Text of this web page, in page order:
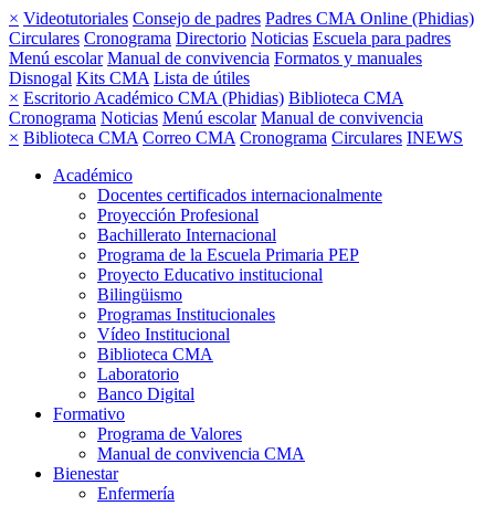
× Videotutoriales Consejo de padres Padres CMA Online (Phidias)
Circulares Cronograma Directorio Noticias Escuela para padres
Menú escolar Manual de convivencia Formatos y manuales
Disnogal Kits CMA Lista de útiles
× Escritorio Académico CMA (Phidias) Biblioteca CMA
Cronograma Noticias Menú escolar Manual de convivencia
× Biblioteca CMA Correo CMA Cronograma Circulares INEWS
Académico
Docentes certificados internacionalmente
Proyección Profesional
Bachillerato Internacional
Programa de la Escuela Primaria PEP
Proyecto Educativo institucional
Bilingüismo
Programas Institucionales
Vídeo Institucional
Biblioteca CMA
Laboratorio
Banco Digital
Formativo
Programa de Valores
Manual de convivencia CMA
Bienestar
Enfermería